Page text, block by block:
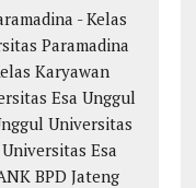
- Kelas
Paramadina
Karyawan
Esa Unggul
Universitas
Universitas Esa
BPD Jateng